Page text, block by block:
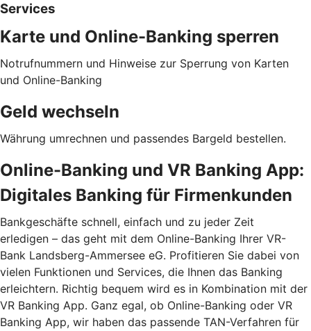
Services
Karte und Online-Banking sperren
Notrufnummern und Hinweise zur Sperrung von Karten
und Online-Banking
Geld wechseln
Währung umrechnen und passendes Bargeld bestellen.
Online-Banking und VR Banking App:
Digitales Banking für Firmenkunden
Bankgeschäfte schnell, einfach und zu jeder Zeit
erledigen – das geht mit dem Online-Banking Ihrer VR-
Bank Landsberg-Ammersee eG. Profitieren Sie dabei von
vielen Funktionen und Services, die Ihnen das Banking
erleichtern. Richtig bequem wird es in Kombination mit der
VR Banking App. Ganz egal, ob Online-Banking oder VR
Banking App, wir haben das passende TAN-Verfahren für